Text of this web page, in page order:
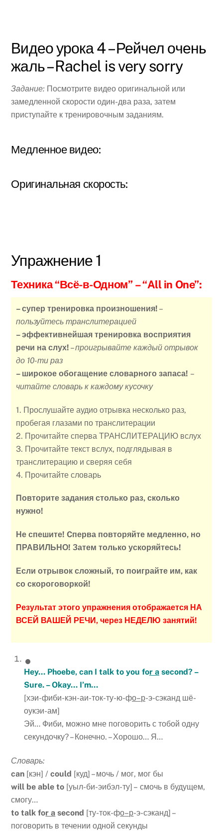
Видео урока 4 – Рейчел очень
жаль – Rachel is very sorry
Задание: Посмотрите видео оригинальной или
замедленной скорости один-два раза, затем
приступайте к тренировочным заданиям.
Медленное видео:
Оригинальная скорость:
Упражнение 1
Техника “Всё-в-Одном”– “All in One”:
– супер тренировка произношения! –
пользуйтесь транслитерацией
– эффективнейшая тренировка восприятия
речи на слух! –проигрывайте каждый отрывок
до 10-ти раз
– широкое обогащение словарного запаса! –
читайте словарь к каждому кусочку
1. Прослушайте аудио отрывка несколько раз,
пробегая глазами по транслитерации
2. Прочитайте сперва ТРАНСЛИТЕРАЦИЮ вслух
3. Прочитайте текст вслух, подглядывая в
транслитерацию и сверяя себя
4. Прочитайте словарь
Повторите задания столько раз, сколько
нужно!
Не спешите! Cперва повторяйте медленно, но
ПРАВИЛЬНО! Затем только ускоряйтесь!
Если отрывок сложный, то поиграйте им, как
со скороговоркой!
Результат этого упражнения отображается НА
ВСЕЙ ВАШЕЙ РЕЧИ, через НЕДЕЛЮ занятий!
Hey… Phoebe, can I talk to you for a second? –
Sure. – Okay… I’m…
[хэи-фиби-кэн-аи-ток-ту-ю-фо–р-э-сэканд шё-
оукэи-ам]
Эй… Фиби, можно мне поговорить с тобой одну
секундочку? – Конечно. – Хорошо… Я…
Словарь:
can [кэн] /could [куд] – мочь / мог, мог бы
will be able to [уыл-би-эибэл-ту] – смочь в будущем,
смогу…
to talk for a second [ту-ток-фо–р-э-сэканд] –
поговорить в течении одной секунды